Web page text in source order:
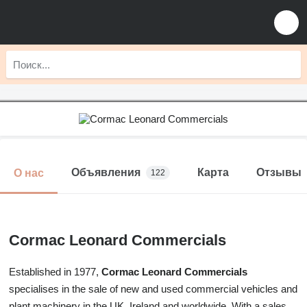
О нас Объявления 122 Карта Отзывы
Cormac Leonard Commercials
Established in 1977, Cormac Leonard Commercials
specialises in the sale of new and used commercial vehicles and